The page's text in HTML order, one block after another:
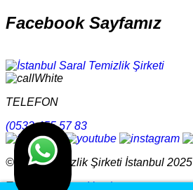
Facebook Sayfamız
TELEFON
(0532 455 57 83
© Saral Temizlik Şirketi İstanbul 2025
Tasarım
Ankara Hosting